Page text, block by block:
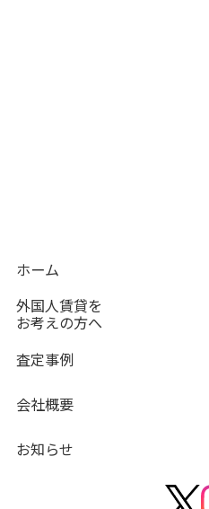
ホーム
外国人賃貸を
お考えの方へ
査定事例
会社概要
お知らせ